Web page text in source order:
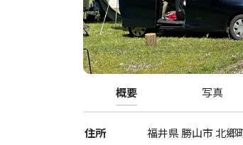
概要 写真
住所 福井県勝山市北郷